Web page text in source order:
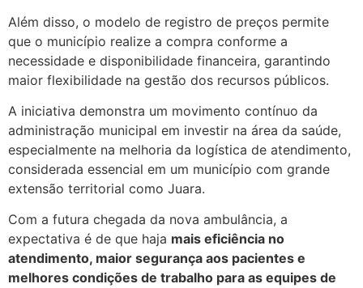
Além disso, o modelo de registro de preços permite
que o município realize a compra conforme a
necessidade e disponibilidade financeira, garantindo
maior flexibilidade na gestão dos recursos públicos.
A iniciativa demonstra um movimento contínuo da
administração municipal em investir na área da saúde,
especialmente na melhoria da logística de atendimento,
considerada essencial em um município com grande
extensão territorial como Juara.
Com a futura chegada da nova ambulância, a
expectativa é de que haja mais eficiência no
atendimento, maior segurança aos pacientes e
melhores condições de trabalho para as equipes de